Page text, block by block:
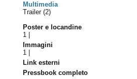
Multimedia
Trailer (2)
Poster e locandine
1
Immagini
1
Link esterni
Pressbook completo